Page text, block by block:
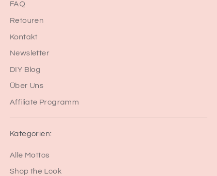
FAQ
Retouren
Kontakt
Newsletter
DIY Blog
Über Uns
Affiliate Programm
Kategorien:
Alle Mottos
Shop the Look